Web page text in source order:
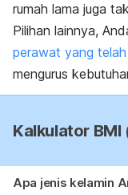
rumah lama juga
Pilihan lainnya,
perawat yang telah
mengurus
Kalkulator BMI
Apa jenis kelamin